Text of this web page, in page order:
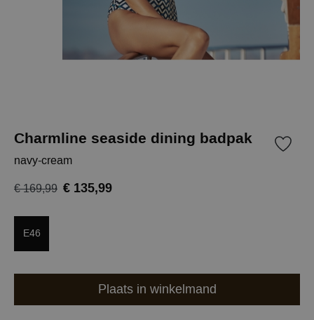
Charmline seaside dining badpak
navy-cream
€ 169,99 € 135,99
E46
Plaats in winkelmand